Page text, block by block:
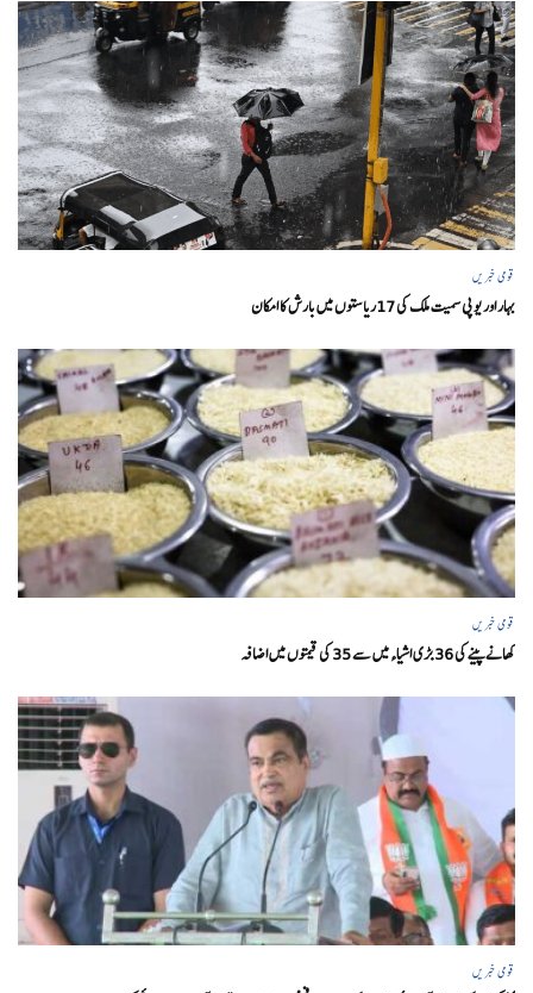
قومی خبریں
بہار اور یو پی سمیت ملک کی 17ریاستوں میں بارش کا امکان
قومی خبریں
کھانے پینے کی 36 بڑی اشیاء میں سے 35 کی قیمتوں میں اضافہ
قومی خبریں